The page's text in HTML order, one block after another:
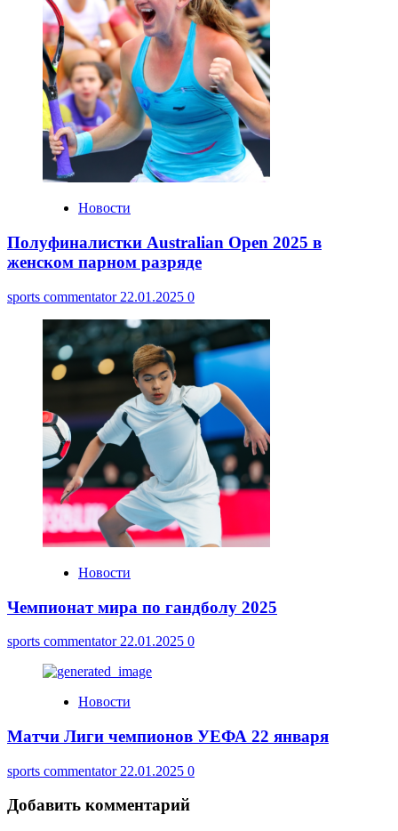
Новости
Полуфиналистки Australian Open 2025 в
женском парном разряде
sports commentator 22.01.2025 0
Новости
Чемпионат мира по гандболу 2025
sports commentator 22.01.2025 0
Новости
Матчи Лиги чемпионов УЕФА 22 января
sports commentator 22.01.2025 0
Добавить комментарий